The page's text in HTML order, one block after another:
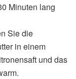
Minuten lang
Sie die
in einem
und das